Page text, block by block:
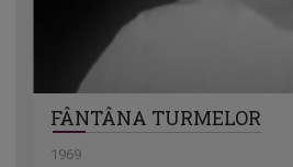
FÂNTÂNA TURMELOR
1969